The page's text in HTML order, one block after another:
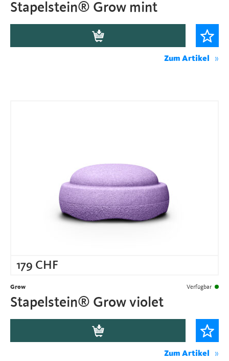
Stapelstein® Grow mint
Zum Artikel
179 CHF
Grow Verfügbar
Stapelstein® Grow violet
Zum Artikel